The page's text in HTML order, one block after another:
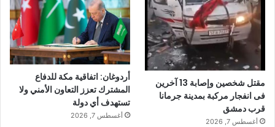
مقتل شخصين وإصابة 13 آخرين
فى انفجار مركبة بمدينة جرمانا
قرب دمشق
أغسطس 7, 2026
أردوغان: اتفاقية مكة للدفاع
المشترك تعزز التعاون الأمني ولا
تستهدف أي دولة
أغسطس 7, 2026